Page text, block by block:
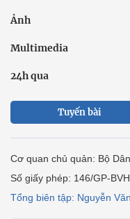
Ảnh
Multimedia
24h qua
Tuyến bài
Cơ quan chủ quản: Bộ
Số giấy phép: 146/GP-
Tổng biên tập: Nguyễn